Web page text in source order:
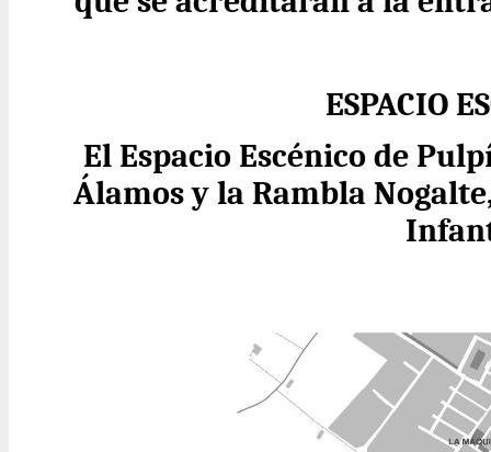
ESPACIO
El Espacio Escénico de
Álamos y la Rambla